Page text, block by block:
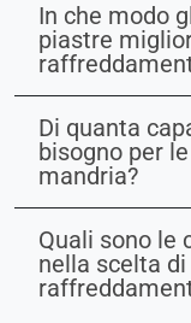
In che modo
piastre
Di quanta
bisogno per
mandria?
Quali sono le
nella scelta